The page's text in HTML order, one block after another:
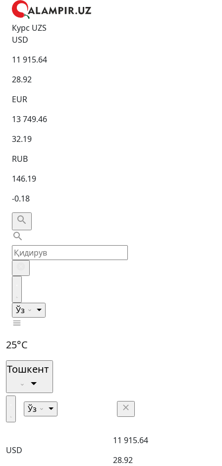
Курс UZS
USD
11 915.64
28.92
EUR
13 749.46
32.19
RUB
146.19
-0.18
Ўз
25°C
Тошкент
Ўз
USD
11 915.64
28.92